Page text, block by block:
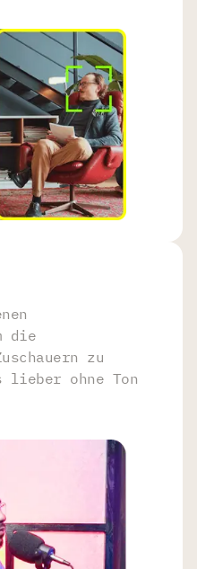
die
zu
lieber ohne Ton